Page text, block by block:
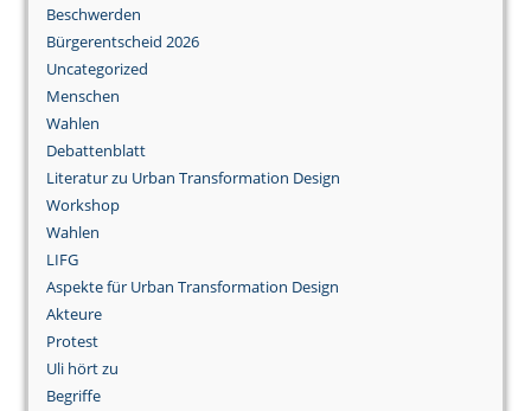
Beschwerden
Bürgerentscheid 2026
Uncategorized
Menschen
Wahlen
Debattenblatt
Literatur zu Urban Transformation Design
Workshop
Wahlen
LIFG
Aspekte für Urban Transformation Design
Akteure
Protest
Uli hört zu
Begriffe